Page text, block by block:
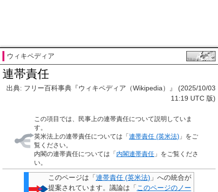
ウィキペディア
連帯責任
出典: フリー百科事典『ウィキペディア（Wikipedia）』 (2025/10/03
11:19 UTC 版)
この項目では、民事上の連帯責任について説明していま
す。
英米法上の連帯責任については「連帯責任 (英米法) 」をご
覧ください。
内閣の連帯責任については「 内閣連帯責任 」をご覧くださ
い。
このページは「連帯責任 (英米法) 」への統合が
提案されています。議論は「 このページのノー